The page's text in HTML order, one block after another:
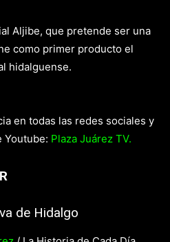
Aljibe, que pretende ser una
como primer producto el
hidalguense.
en todas las redes sociales y
Youtube: Plaza Juárez TV.
de Hidalgo